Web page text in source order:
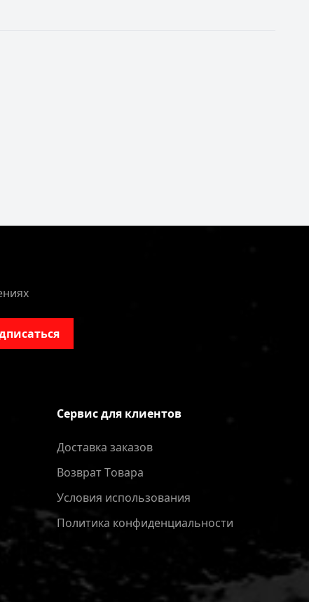
Сервис для клиентов
Доставка заказов
Bозврат Tовара
Условия использования
Политика конфиденциальности